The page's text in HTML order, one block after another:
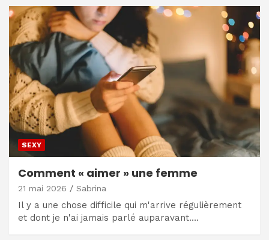
SEXY
Comment « aimer » une femme
21 mai 2026 Sabrina
Il y a une chose difficile qui m'arrive régulièrement
et dont je n'ai jamais parlé auparavant.…